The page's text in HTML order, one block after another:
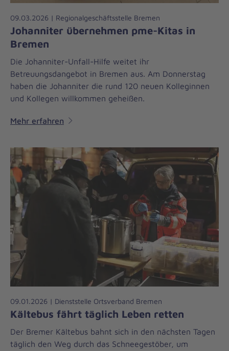
09.03.2026 | Regionalgeschäftsstelle Bremen
Johanniter übernehmen pme-Kitas in
Bremen
Die Johanniter-Unfall-Hilfe weitet ihr
Betreuungsdangebot in Bremen aus. Am Donnerstag
haben die Johanniter die rund 120 neuen Kolleginnen
und Kollegen willkommen geheißen.
Mehr erfahren
09.01.2026 | Dienststelle Ortsverband Bremen
Kältebus fährt täglich Leben retten
Der Bremer Kältebus bahnt sich in den nächsten Tagen
täglich den Weg durch das Schneegestöber, um